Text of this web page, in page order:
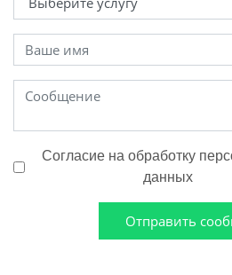
Согласие на обработку
данных
Отправить